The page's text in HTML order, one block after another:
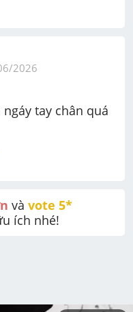
2026
tay chân quá
và vote 5*
ích nhé!